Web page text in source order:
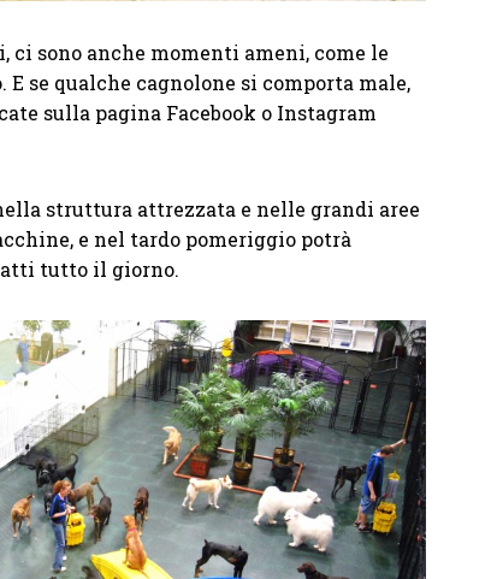
ci sono anche momenti ameni, come le
se qualche cagnolone si comporta male,
sulla pagina Facebook o Instagram
struttura attrezzata e nelle grandi aree
e nel tardo pomeriggio potrà
tutto il giorno.